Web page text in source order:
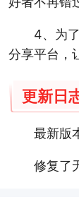
4、为
分享平台，
更新日
最新版
修复了